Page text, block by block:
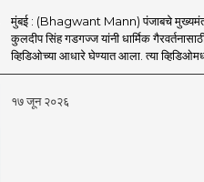
मुंबई : (Bhagwant Mann) पंजाबचे मुख्यमंत्री
कुलदीप सिंह गडगज्ज यांनी धार्मिक
व्हिडिओच्या आधारे घेण्यात आला. त्या
१७ जून २०२६